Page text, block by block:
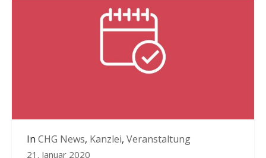
In CHG News, Kanzlei, Veranstaltung
21. Januar 2020